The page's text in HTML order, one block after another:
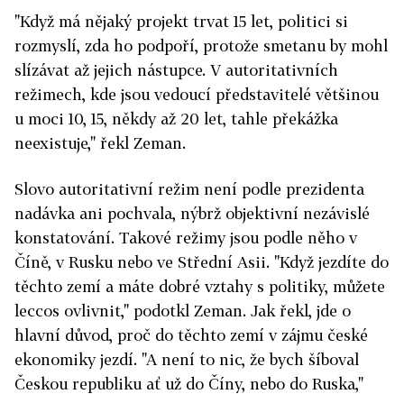
"Když má nějaký projekt trvat 15 let, politici si
rozmyslí, zda ho podpoří, protože smetanu by mohl
slízávat až jejich nástupce. V autoritativních
režimech, kde jsou vedoucí představitelé většinou
u moci 10, 15, někdy až 20 let, tahle překážka
neexistuje," řekl Zeman.
Slovo autoritativní režim není podle prezidenta
nadávka ani pochvala, nýbrž objektivní nezávislé
konstatování. Takové režimy jsou podle něho v
Číně, v Rusku nebo ve Střední Asii. "Když jezdíte do
těchto zemí a máte dobré vztahy s politiky, můžete
leccos ovlivnit," podotkl Zeman. Jak řekl, jde o
hlavní důvod, proč do těchto zemí v zájmu české
ekonomiky jezdí. "A není to nic, že bych šíboval
Českou republiku ať už do Číny, nebo do Ruska,"